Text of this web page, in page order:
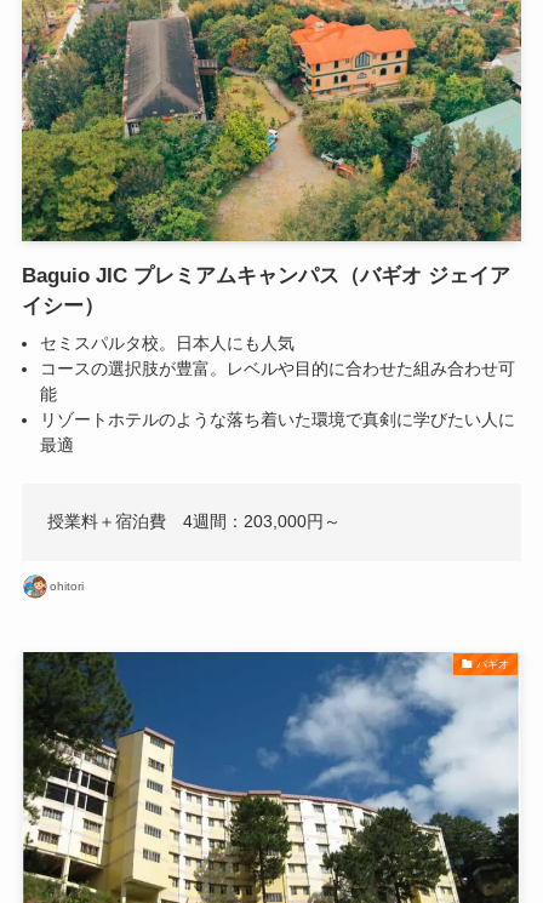
Baguio JIC プレミアムキャンパス（バギオ ジェイア
イシー）
セミスパルタ校。日本人にも人気
コースの選択肢が豊富。レベルや目的に合わせた組み合わせ可
能
リゾートホテルのような落ち着いた環境で真剣に学びたい人に
最適
授業料＋宿泊費 4週間：203,000円～
ohitori
バギオ